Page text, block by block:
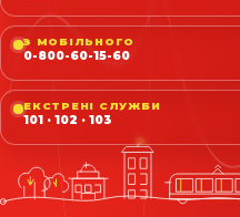
З МОБІЛЬНОГО
0-800-60-15-60
ЕКСТРЕНІ СЛУЖБИ
101 · 102 · 103